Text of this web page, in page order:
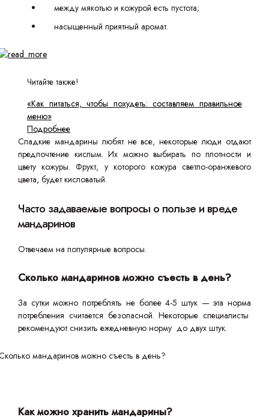
между мякотью и кожурой есть пустота;
насыщенный приятный аромат.
Читайте также!
«Как питаться, чтобы похудеть: составляем правильное
меню»
Подробнее
Сладкие мандарины любят не все, некоторые люди отдают
предпочтение кислым. Их можно выбирать по плотности и
цвету кожуры. Фрукт, у которого кожура светло-оранжевого
цвета, будет кисловатый.
Часто задаваемые вопросы о пользе и вреде
мандаринов
Отвечаем на популярные вопросы.
Сколько мандаринов можно съесть в день?
За сутки можно потреблять не более 4-5 штук — эта норма
потребления считается безопасной. Некоторые специалисты
рекомендуют снизить ежедневную норму до двух штук.
Как можно хранить мандарины?